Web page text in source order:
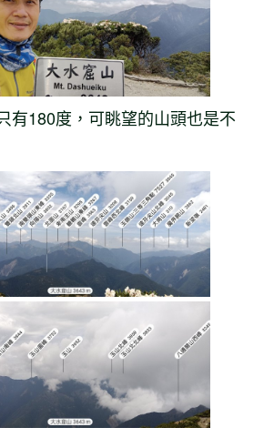
有180度，可眺望的山頭也是不